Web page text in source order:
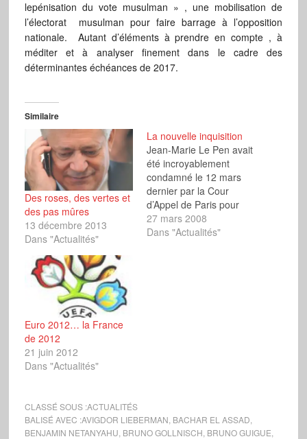
lepénisation du vote musulman » , une mobilisation de
l’électorat musulman pour faire barrage à l’opposition
nationale. Autant d’éléments à prendre en compte , à
méditer et à analyser finement dans le cadre des
déterminantes échéances de 2017.
Similaire
Des roses, des vertes et
des pas mûres
13 décembre 2013
Dans "Actualités"
La nouvelle inquisition
Jean-Marie Le Pen avait
été incroyablement
condamné le 12 mars
dernier par la Cour
d’Appel de Paris pour
avoir rapporté dans les
colonnes du Monde, en
27 mars 2008
Dans "Actualités"
Euro 2012… la France
de 2012
21 juin 2012
Dans "Actualités"
CLASSÉ SOUS :ACTUALITÉS
BALISÉ AVEC :AVIGDOR LIEBERMAN BACHAR EL ASSAD
BENJAMIN NETANYAHU BRUNO GOLLNISCH BRUNO GUIGUE